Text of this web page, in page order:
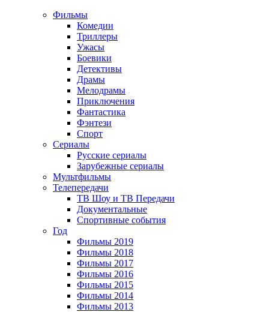
Фильмы
Комедии
Триллеры
Ужасы
Боевики
Детективы
Драмы
Мелодрамы
Приключения
Фантастика
Фэнтези
Спорт
Сериалы
Русские сериалы
Зарубежные сериалы
Мультфильмы
Телепередачи
ТВ Шоу и ТВ Передачи
Документальные
Спортивные события
Год
Фильмы 2019
Фильмы 2018
Фильмы 2017
Фильмы 2016
Фильмы 2015
Фильмы 2014
Фильмы 2013